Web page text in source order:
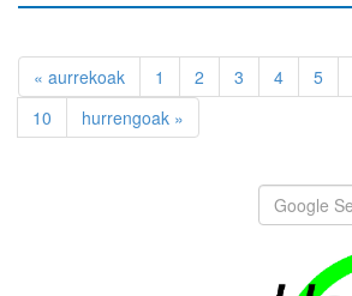
« aurrekoak 1 2 3 4 5
10
hurrengoak »